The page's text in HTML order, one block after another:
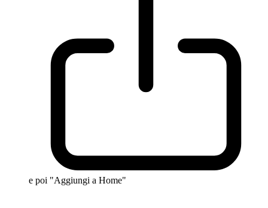
e poi "Aggiungi a Home"